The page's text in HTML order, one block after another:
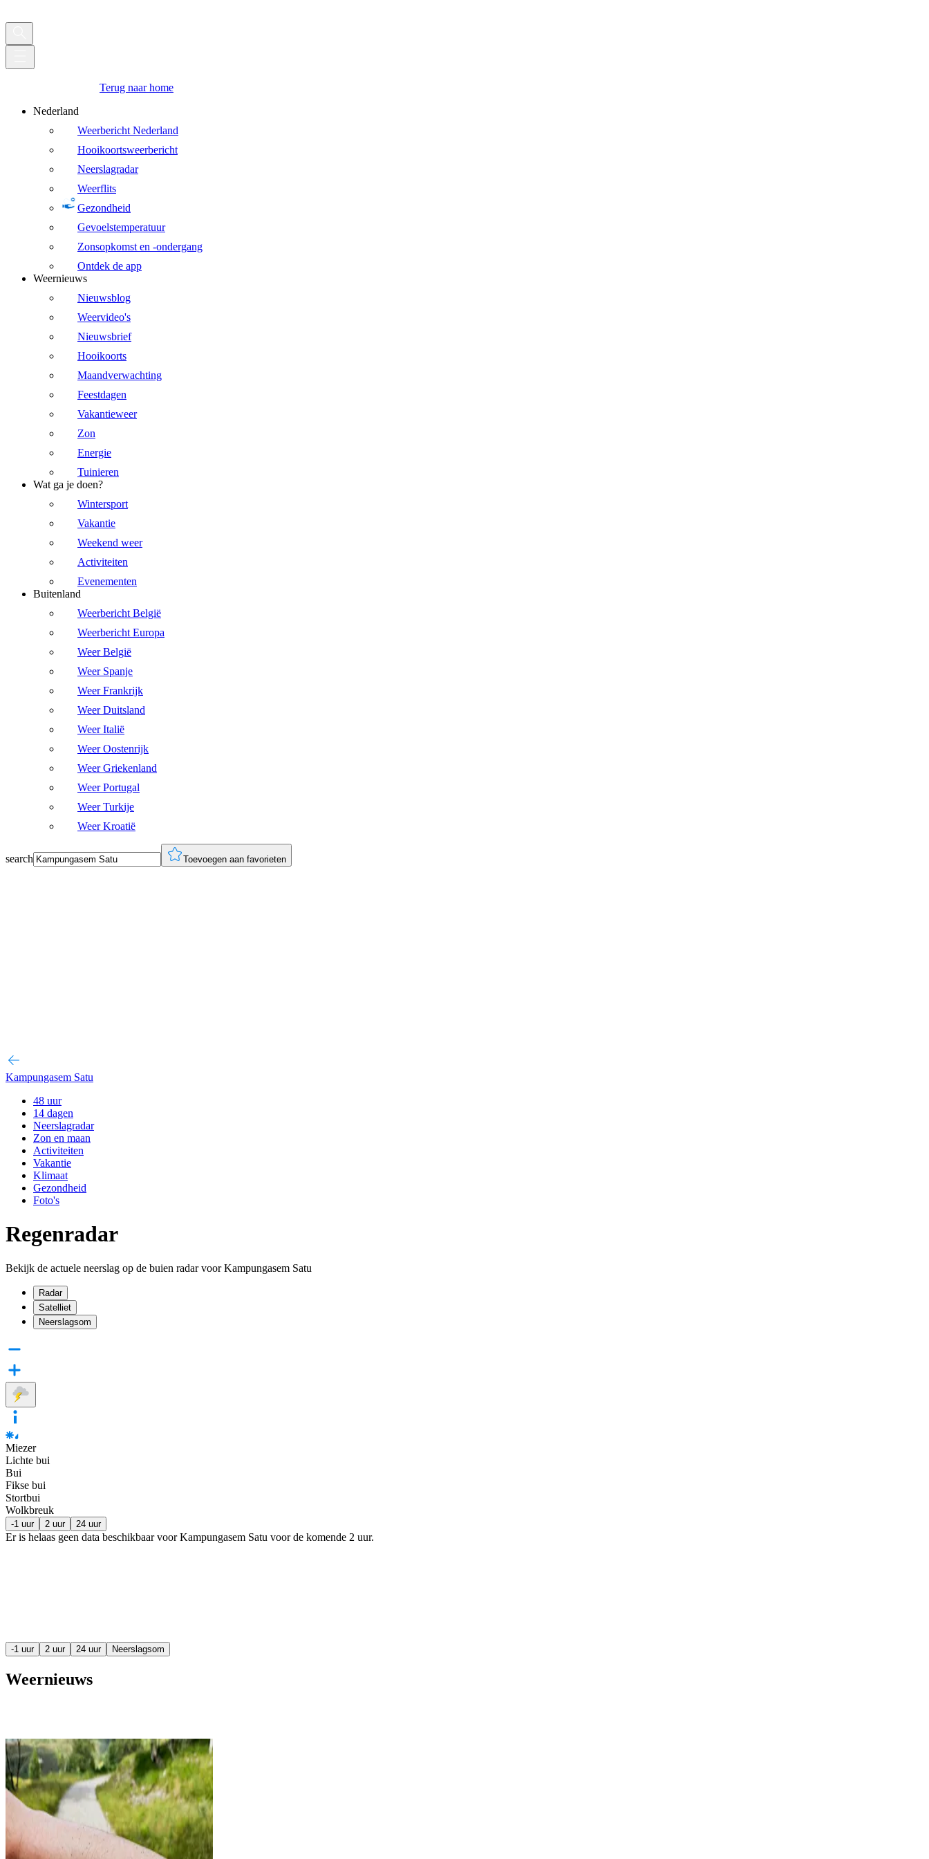
Terug naar home
Nederland
Weerbericht Nederland
Hooikoortsweerbericht
Neerslagradar
Weerflits
Gezondheid
Gevoelstemperatuur
Zonsopkomst en -ondergang
Ontdek de app
Weernieuws
Nieuwsblog
Weervideo's
Nieuwsbrief
Hooikoorts
Maandverwachting
Feestdagen
Vakantieweer
Zon
Energie
Tuinieren
Wat ga je doen?
Wintersport
Vakantie
Weekend weer
Activiteiten
Evenementen
Buitenland
Weerbericht België
Weerbericht Europa
Weer België
Weer Spanje
Weer Frankrijk
Weer Duitsland
Weer Italië
Weer Oostenrijk
Weer Griekenland
Weer Portugal
Weer Turkije
Weer Kroatië
search Toevoegen aan favorieten
Kampungasem Satu
48 uur
14 dagen
Neerslagradar
Zon en maan
Activiteiten
Vakantie
Klimaat
Gezondheid
Foto's
Regenradar
Bekijk de actuele neerslag op de buien radar voor Kampungasem Satu
Radar
Satelliet
Neerslagsom
Miezer
Lichte bui
Bui
Fikse bui
Stortbui
Wolkbreuk
-1 uur 2 uur 24 uur
Er is helaas geen data beschikbaar voor Kampungasem Satu voor de komende 2 uur.
-1 uur 2 uur 24 uur Neerslagsom
Weernieuws